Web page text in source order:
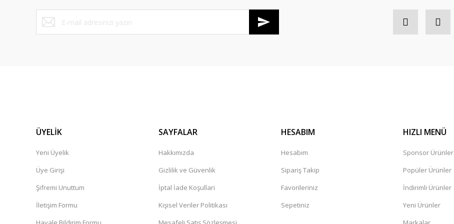
ÜYELİK
Yeni Üyelik
Üye Girişi
Şifremi Unuttum
İletişim Formu
SAYFALAR
Hakkımızda
Gizlilik ve Güvenlik
İptal İade Koşullari
Kişisel Veriler Politikası
HESABIM
Hesabım
Sipariş Takip
Favorileriniz
Sepetiniz
HIZLI MENÜ
Sponsor Ürünler
Popüler Ürünler
İndirimli Ürünler
Yeni Ürünler